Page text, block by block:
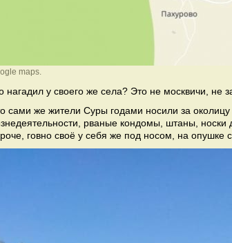
maps.
нагадил у своего же села? Это не москвичи, не
сами же жители Суры годами носили за
рваные кондомы, штаны, носки
говно своё у себя же под носом, на опушке